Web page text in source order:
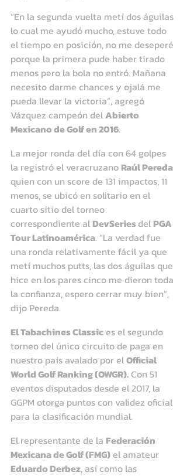
“En la segunda vuelta metí dos águilas
lo cual me ayudó mucho, estuve todo
el tiempo en posición, no me deseperé
porque la primera pude haber tirado
menos pero la bola no entró. Mañana
necesito darme chances y ojalá me
pueda llevar la victoria”, agregó
Vázquez campeón del Abierto
Mexicano de Golf en 2016.
La mejor ronda del día con 64 golpes
la registró el veracruzano Raúl Pereda
quien con un score de 131 impactos, 11
menos, se ubicó en solitario en el
cuarto sitio del torneo
correspondiente al DevSeries del PGA
Tour Latinoamérica. “La verdad fue
una ronda relativamente fácil ya que
metí muchos putts, las dos águilas que
hice en los pares cinco me dieron toda
la confianza, espero cerrar muy bien”,
dijo Pereda.
El Tabachines Classic es el segundo
torneo del único circuito de paga en
nuestro país avalado por el Official
World Golf Ranking (OWGR). Con 51
eventos disputados desde el 2017, la
GGPM otorga puntos con validez oficial
para la clasificación mundial.
El representante de la Federación
Mexicana de Golf (FMG) el amateur
Eduardo Derbez, así como las